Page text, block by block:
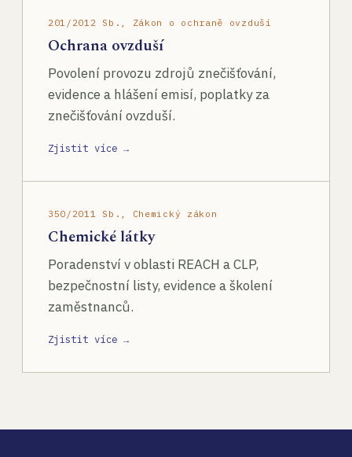
201/2012 Sb., Zákon o ochraně ovzduší
Ochrana ovzduší
Povolení provozu zdrojů znečišťování,
evidence a hlášení emisí, poplatky za
znečišťování ovzduší.
Zjistit více →
350/2011 Sb., Chemický zákon
Chemické látky
Poradenství v oblasti REACH a CLP,
bezpečnostní listy, evidence a školení
zaměstnanců.
Zjistit více →